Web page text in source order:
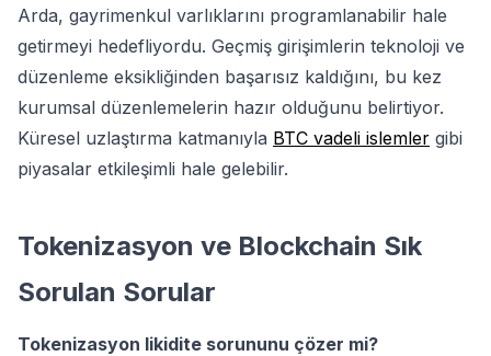
Arda, gayrimenkul varlıklarını programlanabilir hale
getirmeyi hedefliyordu. Geçmiş girişimlerin teknoloji ve
düzenleme eksikliğinden başarısız kaldığını, bu kez
kurumsal düzenlemelerin hazır olduğunu belirtiyor.
Küresel uzlaştırma katmanıyla BTC vadeli islemler gibi
piyasalar etkileşimli hale gelebilir.
Tokenizasyon ve Blockchain Sık
Sorulan Sorular
Tokenizasyon likidite sorununu çözer mi?